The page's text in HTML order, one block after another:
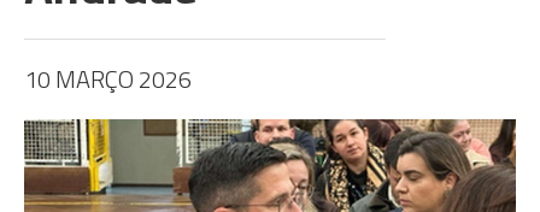
10 MARÇO 2026